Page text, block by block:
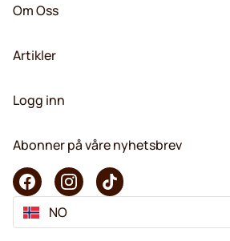
Om Oss
Artikler
Logg inn
Abonner på våre nyhetsbrev
NO